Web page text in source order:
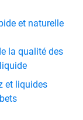
et naturelle
la qualité des
et liquides